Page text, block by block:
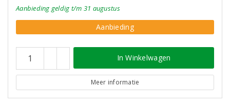
Aanbieding geldig t/m 31 augustus
Aanbieding
In Winkelwagen
Meer informatie